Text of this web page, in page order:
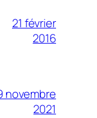
21 février
2016
novembre
2021